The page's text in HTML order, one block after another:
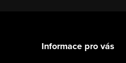
Informace pro vás